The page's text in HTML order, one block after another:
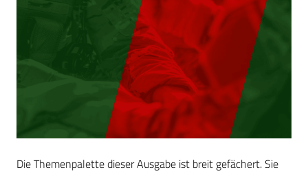
Die Themenpalette dieser Ausgabe ist breit gefächert. Sie